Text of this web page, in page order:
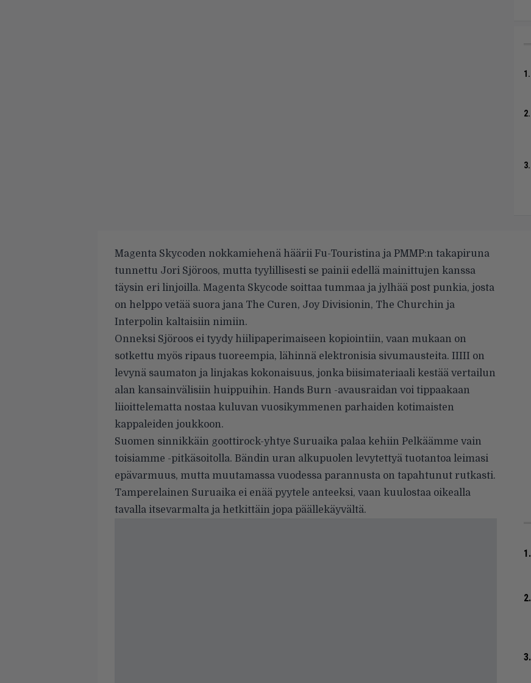
Magenta Skycoden nokkamiehenä häärii Fu-Touristina ja PMMP:n takapiruna
tunnettu Jori Sjöroos, mutta tyylillisesti se painii edellä mainittujen kanssa
täysin eri linjoilla. Magenta Skycode soittaa tummaa ja jylhää post punkia, josta
on helppo vetää suora jana The Curen, Joy Divisionin, The Churchin ja
Interpolin kaltaisiin nimiin.
Onneksi Sjöroos ei tyydy hiilipaperimaiseen kopiointiin, vaan mukaan on
sotkettu myös ripaus tuoreempia, lähinnä elektronisia sivumausteita. IIIII on
levynä saumaton ja linjakas kokonaisuus, jonka biisimateriaali kestää vertailun
alan kansainvälisiin huippuihin. Hands Burn -avausraidan voi tippaakaan
liioittelematta nostaa kuluvan vuosikymmenen parhaiden kotimaisten
kappaleiden joukkoon.
Suomen sinnikkäin goottirock-yhtye Suruaika palaa kehiin Pelkäämme vain
toisiamme -pitkäsoitolla. Bändin uran alkupuolen levytettyä tuotantoa leimasi
epävarmuus, mutta muutamassa vuodessa parannusta on tapahtunut rutkasti.
Tamperelainen Suruaika ei enää pyytele anteeksi, vaan kuulostaa oikealla
tavalla itsevarmalta ja hetkittäin jopa päällekäyvältä.